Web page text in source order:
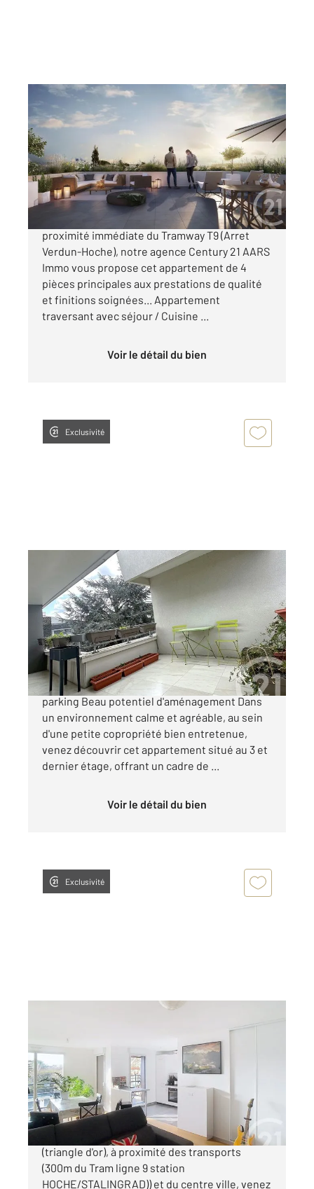
THIAIS 94
73,05 m 2, 4 pièces
Ref : 25351
Appartement F4 à vendre
439 000 €
THIAIS - Dans résidence de grand standing à
proximité immédiate du Tramway T9 (Arret
Verdun-Hoche), notre agence Century 21 AARS
Immo vous propose cet appartement de 4
pièces principales aux prestations de qualité
et finitions soignées... Appartement
traversant avec séjour / Cuisine ...
Voir le détail du bien
Exclusivité
THIAIS 94
65,63 m2, 3 pièces
Ref : 21693
Appartement F3 à vendre
219 900 €
THIAIS Dernier étage avec terrasse, cave et
parking Beau potentiel d'aménagement Dans
un environnement calme et agréable, au sein
d'une petite copropriété bien entretenue,
venez découvrir cet appartement situé au 3 et
dernier étage, offrant un cadre de ...
Voir le détail du bien
Exclusivité
Ref : 27588
Appartement F4 à vendre
399 000 €
THIAIS - Dans un quartier très recherché
(triangle d'or), à proximité des transports
(300m du Tram ligne 9 station
HOCHE/STALINGRAD)) et du centre ville, venez